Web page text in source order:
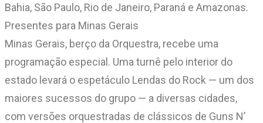
Bahia, São Paulo, Rio de Janeiro, Paraná e Amazonas.
Presentes para Minas Gerais
Minas Gerais, berço da Orquestra, recebe uma
programação especial. Uma turnê pelo interior do
estado levará o espetáculo Lendas do Rock — um dos
maiores sucessos do grupo — a diversas cidades,
com versões orquestradas de clássicos de Guns N’